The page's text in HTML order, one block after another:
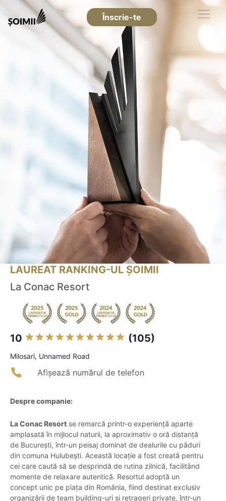
Înscrie-te
LAUREAT RANKING-UL ȘOIMII
La Conac Resort
10 (105)
Milosari, Unnamed Road
Afișează numărul de telefon
Despre companie:
La Conac Resort se remarcă printr-o experiență aparte
amplasată în mijlocul naturii, la aproximativ o oră distanță
de București, într-un peisaj dominat de dealurile cu păduri
din comuna Hulubești. Această locație a fost creată pentru
cei care caută să se desprindă de rutina zilnică, facilitând
momente de relaxare autentică. Resortul adoptă un
concept unic pe piața din România, fiind destinat exclusiv
organizării de team building-uri și retrageri private, într-un